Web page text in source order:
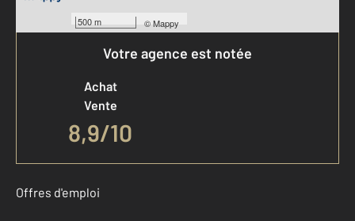
500 m ©Mappy
Votre agence est notée
Achat
Vente
8,9/10
Offres d'emploi